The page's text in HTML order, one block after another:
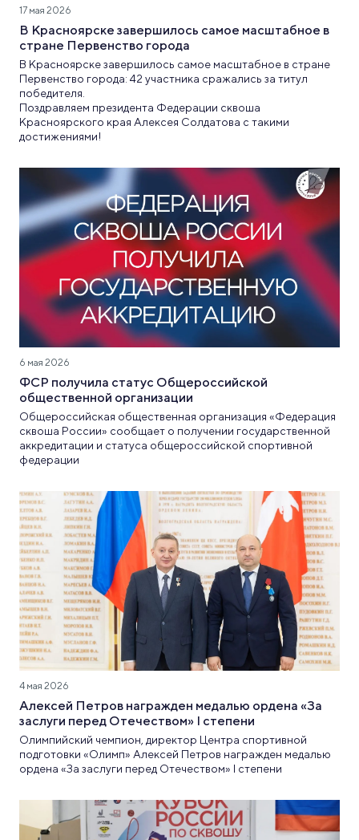
17 мая 2026
В Красноярске завершилось самое масштабное в
стране Первенство города
В Красноярске завершилось самое масштабное в стране
Первенство города: 42 участника сражались за титул
победителя.
Поздравляем президента Федерации сквоша
Красноярского края Алексея Солдатова с такими
достижениями!
6 мая 2026
ФСР получила статус Общероссийской
общественной организации
Общероссийская общественная организация «Федерация
сквоша России» сообщает о получении государственной
аккредитации и статуса общероссийской спортивной
федерации
4 мая 2026
Алексей Петров награжден медалью ордена «За
заслуги перед Отечеством» I степени
Олимпийский чемпион, директор Центра спортивной
подготовки «Олимп» Алексей Петров награжден медалью
ордена «За заслуги перед Отечеством» I степени